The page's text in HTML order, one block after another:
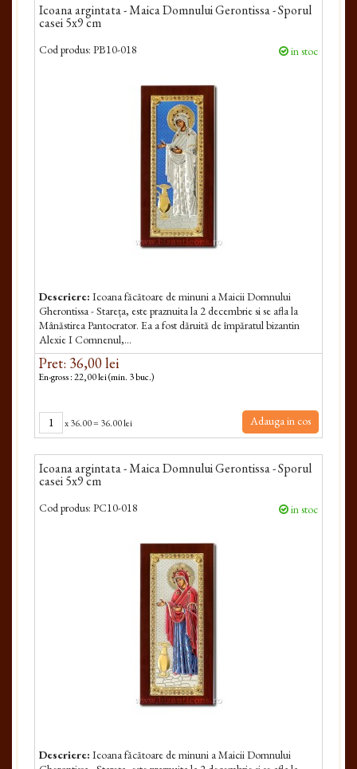
Icoana argintata - Maica Domnului Gerontissa - Sporul
casei 5x9 cm
Cod produs: PB10-018 in stoc
Descriere: Icoana făcătoare de minuni a Maicii Dom­nului
Gherontissa - Stareța, este praznuita la 2 decembrie si se afla la
Mânăstirea Pantocrator. Ea a fost dăruită de împăratul bizantin
Alexie I Comnenul,...
Pret: 36,00 lei
En-gross : 22,00 lei (min. 3 buc.)
x36.00= 36.00 lei Adauga in cos
Icoana argintata - Maica Domnului Gerontissa - Sporul
casei 5x9 cm
Cod produs: PC10-018 in stoc
Descriere: Icoana făcătoare de minuni a Maicii Dom­nului